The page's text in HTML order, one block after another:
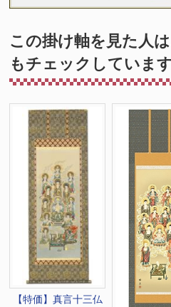
この掛け軸を見た人
もチェックしています
【特価】真言十三仏